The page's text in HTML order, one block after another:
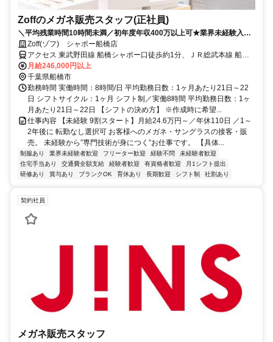
Zoffのメガネ販売スタッフ(正社員)
＼平均残業時間10時間未満／初年度年収400万以上可★業界未経験入社
90%★充実したOJTあり★面接2回で内定まで1カ月以内★2026年8月・
9月入社歓迎
Zoff(ゾフ) シャポー船橋店
アクセス 東武野田線 船橋シャポー口徒歩約1分、ＪＲ総武本線 船橋
シャポー口徒歩約1分、京成本線 京成船橋西口徒歩約3分 内房線・総
武線・外房線・成田線・東武野田線「船橋駅」 京成千葉線「京成船
橋駅」すぐ
月給246,000円以上
千葉県船橋市
勤務時間 実働時間：8時間/日 平均勤務日数：1ヶ月あたり21日～22
日 シフトサイクル：1ヶ月 シフト制／実働8時間 平均勤務日数：1ヶ
月あたり21日～22日 【シフトの決め方】 ※作成時に希望...
仕事内容 【未経験 9割スタート】月給24.6万円～／年休110日 ／1～
2年後に 転勤なし選択可 お客様へのメガネ・サングラスの接客・販
売。 未経験から”専門技術が身につく”お仕事です。 【具体...
制服あり 業界未経験者歓迎 フリーター歓迎 経験不問
未経験者歓迎
住宅手当あり
交通費全額支給 経験者歓迎 有資格者歓迎
月1シフト提出
研修あり
賞与あり ブランクOK 育休あり 長期歓迎 シフト制 社割あり
契約社員
メガネ販売スタッフ